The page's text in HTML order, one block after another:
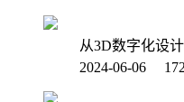
从3D数字化设
2024-06-06